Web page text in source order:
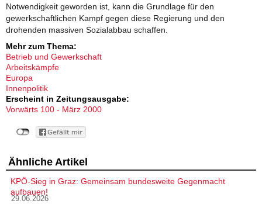
Notwendigkeit geworden ist, kann die Grundlage für den
gewerkschaftlichen Kampf gegen diese Regierung und den
drohenden massiven Sozialabbau schaffen.
Mehr zum Thema:
Betrieb und Gewerkschaft
Arbeitskämpfe
Europa
Innenpolitik
Erscheint in Zeitungsausgabe:
Vorwärts 100 - März 2000
Ähnliche Artikel
KPÖ-Sieg in Graz: Gemeinsam bundesweite Gegenmacht
aufbauen!
29.06.2026